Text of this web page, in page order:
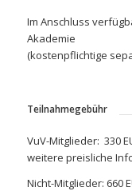
Im Anschluss
Akademie
(kostenpflichtige
Teilnahmegebühr
VuV-Mitglieder: 330
weitere preisliche
Nicht-Mitglieder: 660